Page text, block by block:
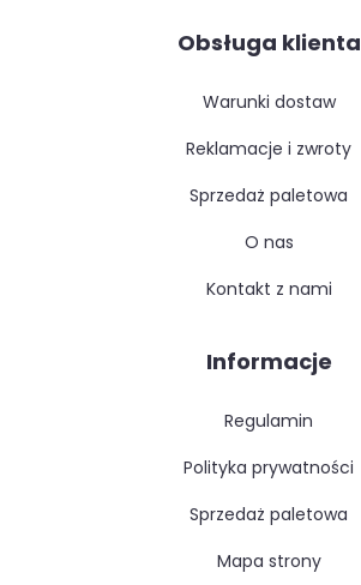
Obsługa klienta
warunki dostaw
reklamacje i zwroty
sprzedaż paletowa
o nas
kontakt z nami
Informacje
regulamin
polityka prywatności
sprzedaż paletowa
mapa strony